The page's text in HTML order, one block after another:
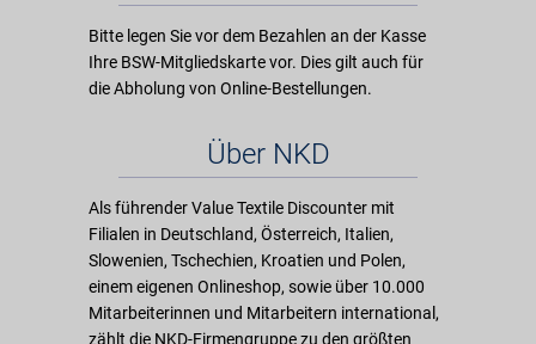
Bitte legen Sie vor dem Bezahlen an der Kasse
Ihre BSW-Mitgliedskarte vor. Dies gilt auch für
die Abholung von Online-Bestellungen.
Über NKD
Als führender Value Textile Discounter mit
Filialen in Deutschland, Österreich, Italien,
Slowenien, Tschechien, Kroatien und Polen,
einem eigenen Onlineshop, sowie über 10.000
Mitarbeiterinnen und Mitarbeitern international,
zählt die NKD-Firmengruppe zu den größten